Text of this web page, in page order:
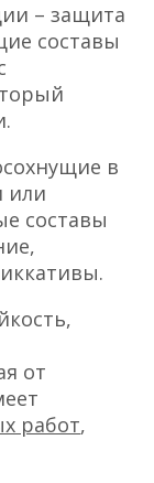
– защита
составы
в
или
составы
от
работ,